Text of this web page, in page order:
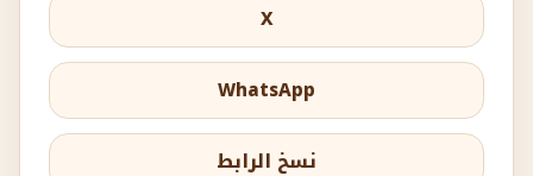
X
WhatsApp
نسخ الرابط